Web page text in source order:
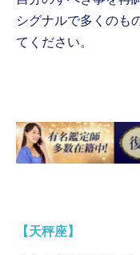
シグナルで多くのも
てください。
【天秤座】